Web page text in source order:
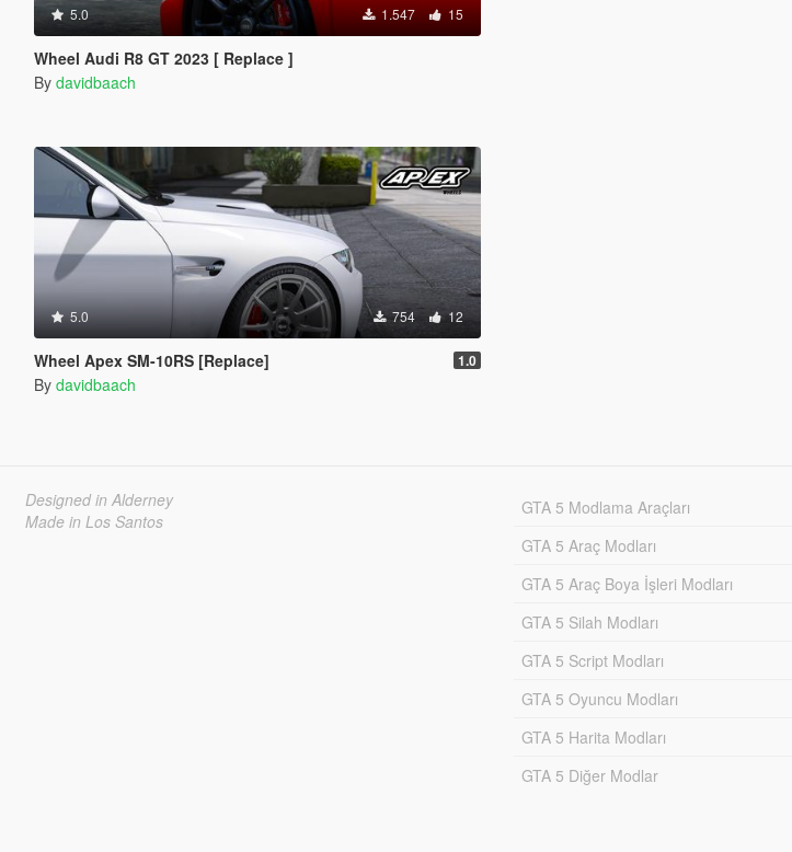
5.0 1.547 15
Wheel Audi R8 GT 2023 [ Replace ]
By davidbaach
5.0 754 12
Wheel Apex SM-10RS [Replace] 1.0
By davidbaach
Designed in Alderney
Made in Los Santos
GTA 5 Modlama Araçları
GTA 5 Araç Modları
GTA 5 Araç Boya İşleri Modları
GTA 5 Silah Modları
GTA 5 Script Modları
GTA 5 Oyuncu Modları
GTA 5 Harita Modları
GTA 5 Diğer Modlar